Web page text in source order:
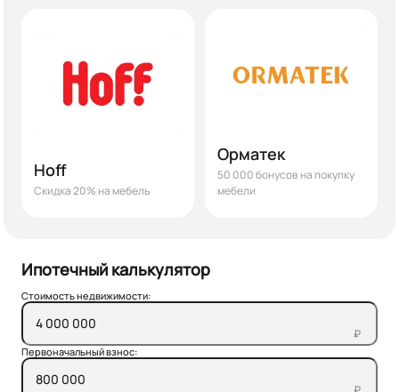
Hoff
Скидка 20% на мебель
Орматек
50 000 бонусов на покупку
мебели
Ипотечный калькулятор
Стоимость недвижимости:
₽
Первоначальный взнос: